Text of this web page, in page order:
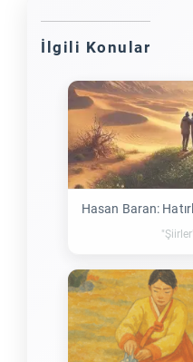
İlgili Konular
Hasan Baran: